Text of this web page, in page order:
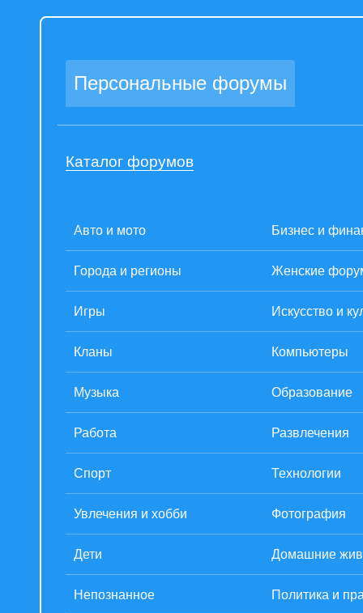
Персональные форумы
Каталог форумов
Авто и мото Бизнес и
Города и регионы Женские
Игры Искусство и
Кланы Компьютеры
Музыка Образование
Работа Развлечения
Спорт Технологии
Увлечения и хобби Фотография
Дети Домашние
Непознанное Политика и